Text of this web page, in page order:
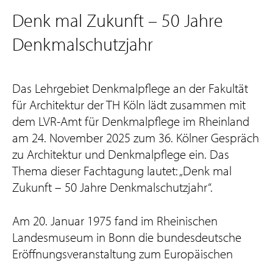
Denk mal Zukunft – 50 Jahre
Denkmalschutzjahr
Das Lehrgebiet Denkmalpflege an der Fakultät
für Architektur der TH Köln lädt zusammen mit
dem LVR-Amt für Denkmalpflege im Rheinland
am 24. November 2025 zum 36. Kölner Gespräch
zu Architektur und Denkmalpflege ein. Das
Thema dieser Fachtagung lautet: „Denk mal
Zukunft – 50 Jahre Denkmalschutzjahr“.
Am 20. Januar 1975 fand im Rheinischen
Landesmuseum in Bonn die bundesdeutsche
Eröffnungsveranstaltung zum Europäischen